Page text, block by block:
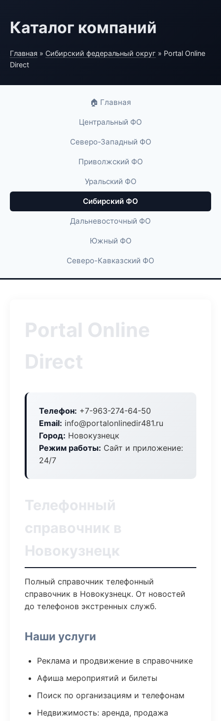
Каталог компаний
Главная » Сибирский федеральный округ » Portal Online
Direct
🏠 Главная
Центральный ФО
Северо-Западный ФО
Приволжский ФО
Уральский ФО
Сибирский ФО
Дальневосточный ФО
Южный ФО
Северо-Кавказский ФО
Portal Online
Direct
Телефон: +7-963-274-64-50
Email: info@portalonlinedir481.ru
Город: Новокузнецк
Режим работы: Сайт и приложение:
24/7
Телефонный
справочник в
Новокузнецк
Полный справочник телефонный
справочник в Новокузнецк. От новостей
до телефонов экстренных служб.
Наши услуги
Реклама и продвижение в справочнике
Афиша мероприятий и билеты
Поиск по организациям и телефонам
Недвижимость: аренда, продажа